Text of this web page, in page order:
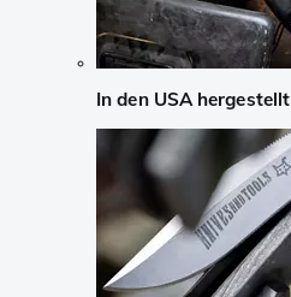
In den USA hergestellt